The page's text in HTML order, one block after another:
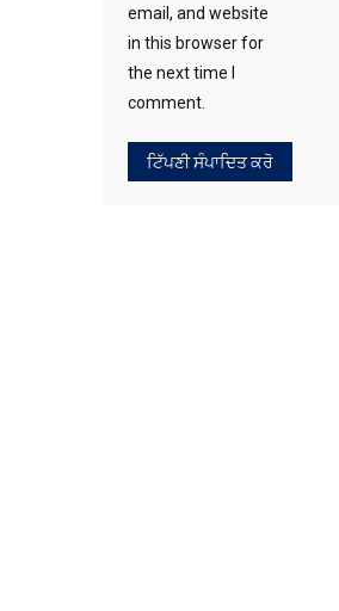
email, and website
in this browser for
the next time I
comment.